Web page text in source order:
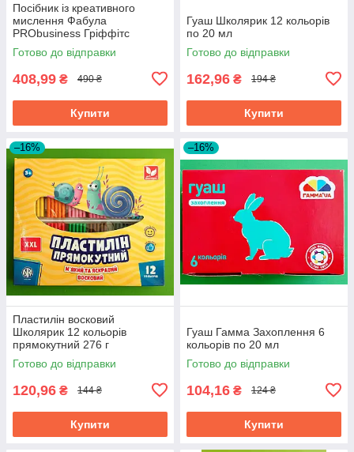
Посібник із креативного
мислення Фабула
PRObusiness Гріффітс
фіолетова
Готово до відправки
408,99 ₴ 490 ₴
Купити
Гуаш Школярик 12 кольорів
по 20 мл
Готово до відправки
162,96 ₴ 194 ₴
Купити
–16%
Пластилін восковий
Школярик 12 кольорів
прямокутний 276 г
Готово до відправки
120,96 ₴ 144 ₴
Купити
–16%
Гуаш Гамма Захоплення 6
кольорів по 20 мл
Готово до відправки
104,16 ₴ 124 ₴
Купити